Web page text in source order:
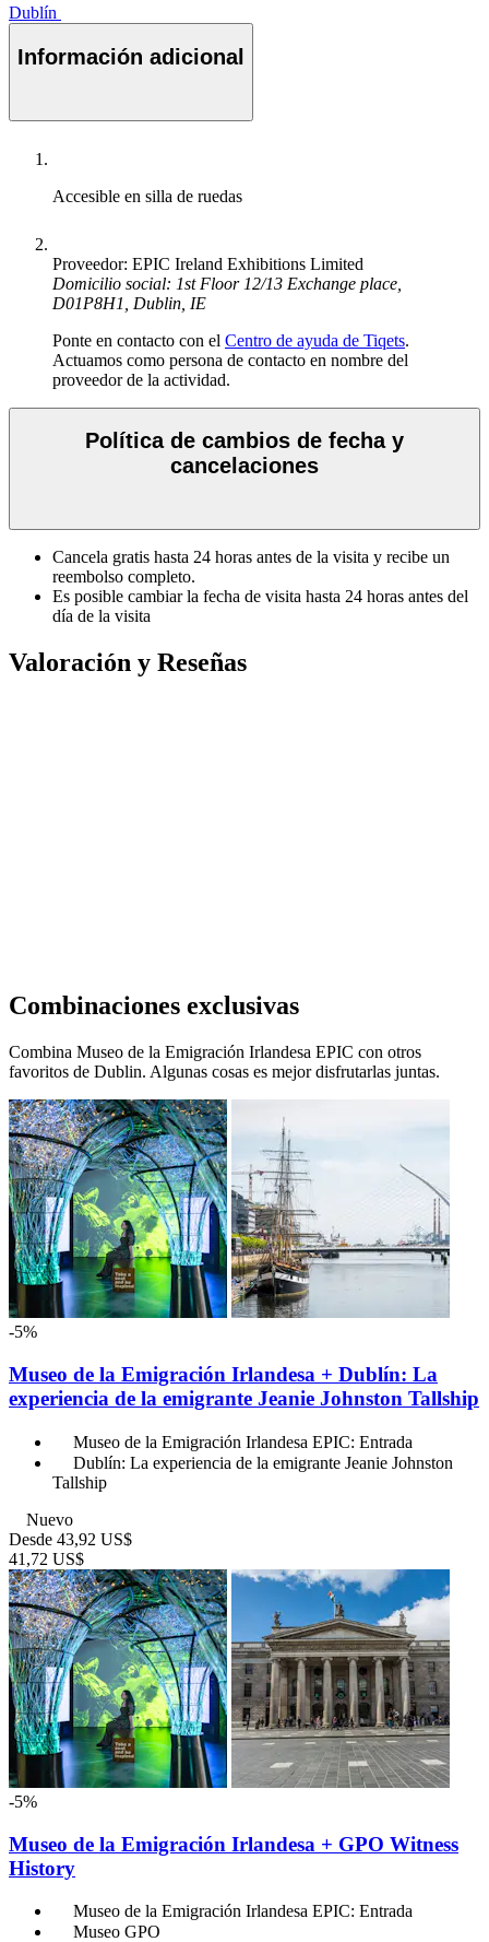
Dublín
Información adicional
Accesible en silla de ruedas
Proveedor: EPIC Ireland Exhibitions Limited
Domicilio social: 1st Floor 12/13 Exchange place,
D01P8H1, Dublin, IE
Ponte en contacto con el Centro de ayuda de Tiqets.
Actuamos como persona de contacto en nombre del
proveedor de la actividad.
Política de cambios de fecha y
cancelaciones
Cancela gratis hasta 24 horas antes de la visita y recibe un
reembolso completo.
Es posible cambiar la fecha de visita hasta 24 horas antes del
día de la visita
Valoración y Reseñas
Combinaciones exclusivas
Combina Museo de la Emigración Irlandesa EPIC con otros
favoritos de Dublin. Algunas cosas es mejor disfrutarlas juntas.
-5%
Museo de la Emigración Irlandesa + Dublín: La
experiencia de la emigrante Jeanie Johnston Tallship
Museo de la Emigración Irlandesa EPIC: Entrada
Dublín: La experiencia de la emigrante Jeanie Johnston
Tallship
Nuevo
Desde 43,92 US$
41,72 US$
-5%
Museo de la Emigración Irlandesa + GPO Witness
History
Museo de la Emigración Irlandesa EPIC: Entrada
Museo GPO